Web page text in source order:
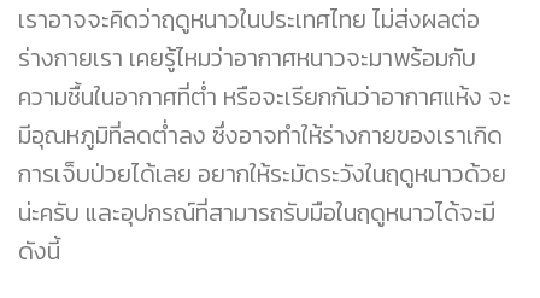
เราอาจจะคิดว่าฤดูหนาวในประเทศไทย ไม่ส่งผลต่อ
ร่างกายเรา เคยรู้ไหมว่าอากาศหนาวจะมาพร้อมกับ
ความชื้นในอากาศที่ต่ำ หรือจะเรียกกันว่าอากาศแห้ง จะ
มีอุณหภูมิที่ลดต่ำลง ซึ่งอาจทำให้ร่างกายของเราเกิด
การเจ็บป่วยได้เลย อยากให้ระมัดระวังในฤดูหนาวด้วย
น่ะครับ และอุปกรณ์ที่สามารถรับมือในฤดูหนาวได้จะมี
ดังนี้